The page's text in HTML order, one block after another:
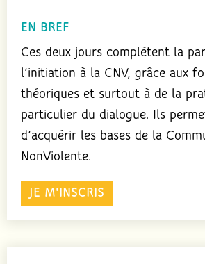
EN BREF
Ces deux jours complètent la
l’initiation à la CNV, grâce aux
théoriques et surtout à de la
particulier du dialogue. Ils
d’acquérir les bases de la
NonViolente.
JE M'INSCRIS